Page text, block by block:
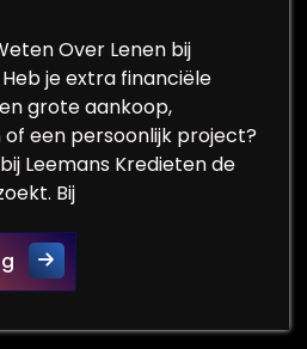
Over Lenen bij
je extra financiële
grote aankoop,
een persoonlijk project?
Leemans Kredieten de
Bij
Vind jouw passende lening